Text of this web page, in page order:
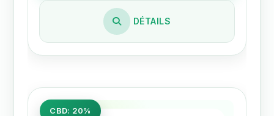
DÉTAILS
CBD: 20%